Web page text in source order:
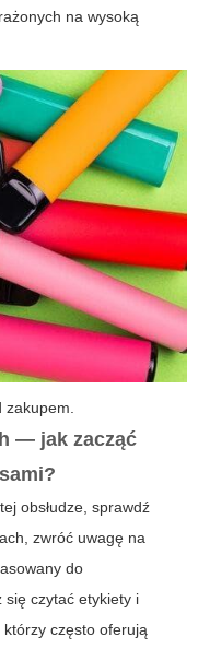
na wysoką
— jak zacząć
?
obsłudze, sprawdź
zwróć uwagę na
do
się czytać etykiety i
często oferują